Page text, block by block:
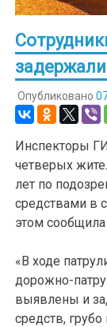
Опубликовано
Инспекторы
четверых
лет по
средствами в
этом
«В ходе
дорожно-
выявлены и
средств,